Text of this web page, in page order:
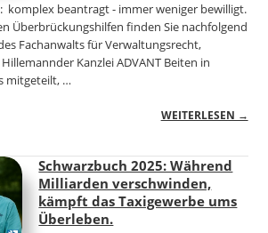
komplex beantragt - immer weniger bewilligt.
Überbrückungshilfen finden Sie nachfolgend
Fachanwalts für Verwaltungsrecht,
Kanzlei ADVANT Beiten in
mitgeteilt, …
WEITERLESEN →
Schwarzbuch 2025: Während
Milliarden verschwinden,
kämpft das Taxigewerbe ums
Überleben.